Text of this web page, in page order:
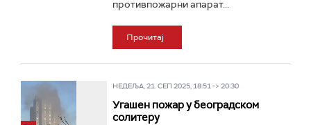
противпожарни апарат...
Прочитај
НЕДЕЉА, 21. СЕП 2025, 18:51 -> 20:30
Угашен пожар у београдском
солитеру